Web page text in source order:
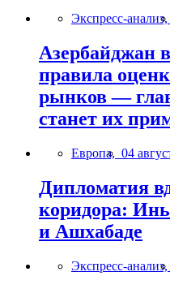
Экспресс-анализ,
Азербайджан
правила
рынков —
станет их
Европа, 04
Дипломатия
коридора:
и Ашхабаде
Экспресс-анализ,